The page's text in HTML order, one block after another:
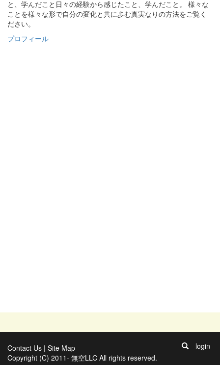
と、学んだこと日々の経験から感じたこと、学んだこと。 様々な
ことを様々な形で自分の変化と共に歩む真実なりの方法をご覧く
ださい。
プロフィール
Contact Us | Site Map
Copyright (C) 2011- 無空LLC All rights reserved.
login